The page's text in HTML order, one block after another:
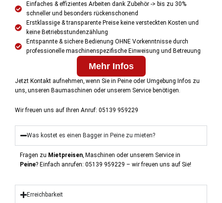
Einfaches & effizientes Arbeiten dank Zubehör -> bis zu 30%
schneller und besonders rückenschonend
Erstklassige & transparente Preise keine versteckten Kosten und
keine Betriebsstundenzählung
Entspannte & sichere Bedienung OHNE Vorkenntnisse durch
professionelle maschinenspezifische Einweisung und Betreuung
Mehr Infos
Jetzt Kontakt aufnehmen, wenn Sie in Peine oder Umgebung Infos zu
uns, unseren Baumaschinen oder unserem Service benötigen.
Wir freuen uns auf Ihren Anruf: 05139 959229
Was kostet es einen Bagger in Peine zu mieten?
Fragen zu Mietpreisen, Maschinen oder unserem Service in
Peine? Einfach anrufen: 05139 959229 – wir freuen uns auf Sie!
Erreichbarkeit